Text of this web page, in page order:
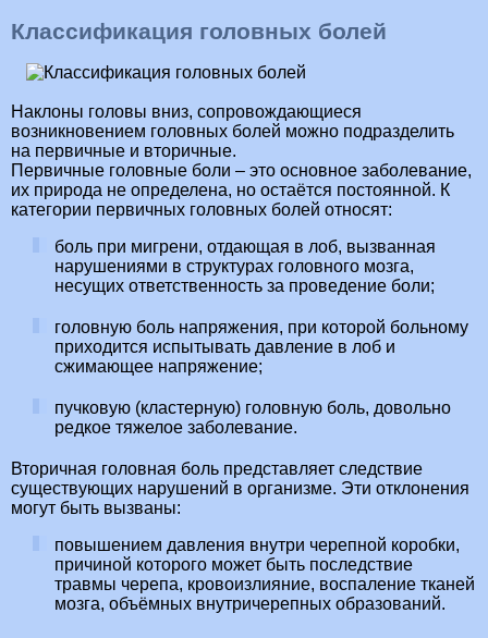
Классификация головных болей
Наклоны головы вниз, сопровождающиеся
возникновением головных болей можно подразделить
на первичные и вторичные.
Первичные головные боли – это основное заболевание,
их природа не определена, но остаётся постоянной. К
категории первичных головных болей относят:
боль при мигрени, отдающая в лоб, вызванная
нарушениями в структурах головного мозга,
несущих ответственность за проведение боли;
головную боль напряжения, при которой больному
приходится испытывать давление в лоб и
сжимающее напряжение;
пучковую (кластерную) головную боль, довольно
редкое тяжелое заболевание.
Вторичная головная боль представляет следствие
существующих нарушений в организме. Эти отклонения
могут быть вызваны:
повышением давления внутри черепной коробки,
причиной которого может быть последствие
травмы черепа, кровоизлияние, воспаление тканей
мозга, объёмных внутричерепных образований.